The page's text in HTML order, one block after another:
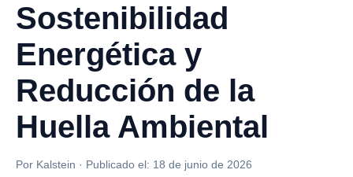
Sostenibilidad
Energética y
Reducción de la
Huella Ambiental
Por Kalstein · Publicado el: 18 de junio de 2026